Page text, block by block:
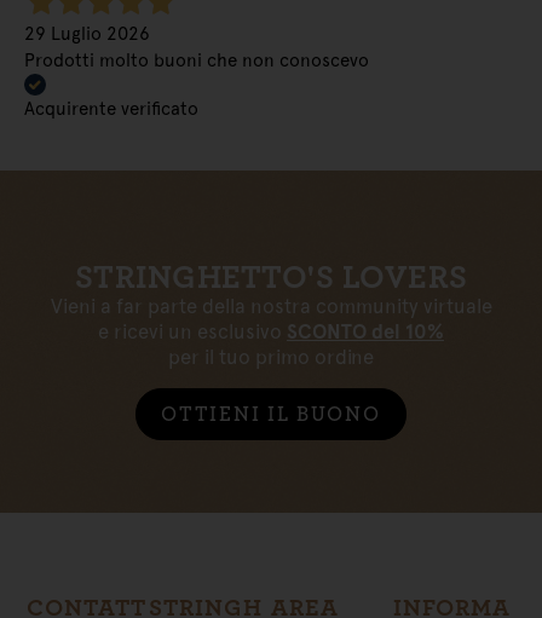
29 Luglio 2026
Prodotti molto buoni che non conoscevo
Acquirente verificato
STRINGHETTO'S LOVERS
Vieni a far parte della nostra community virtuale
e ricevi un esclusivo SCONTO del 10%
per il tuo primo ordine
OTTIENI IL BUONO
CONTATT STRINGH AREA
INFORMA